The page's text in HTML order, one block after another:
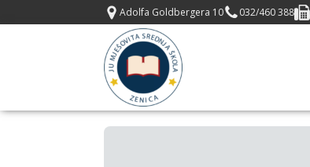
Adolfa Goldbergera 10 032/460 388